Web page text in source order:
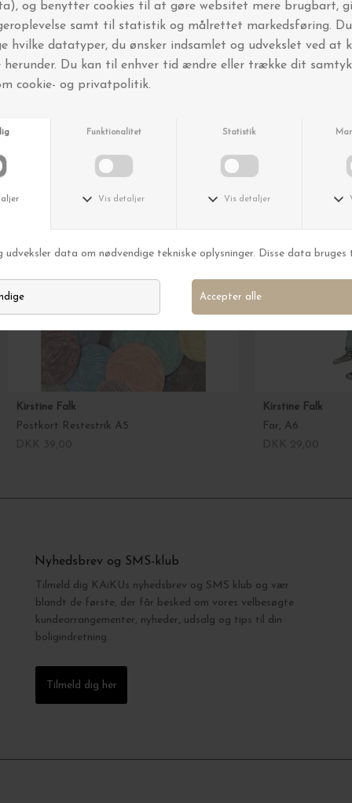
Andre købte også
Kirstine Falk
Postkort Restestrik A5
Kirstine Falk
Far, A6
Nyhedsbrev og SMS-klub
Tilmeld dig KAiKUs nyhedsbrev og SMS klub og vær
blandt de første, der får besked om vores velbesøgte
kundearrangementer, nyheder, udsalg og tips til din
boligindretning.
Tilmeld dig her